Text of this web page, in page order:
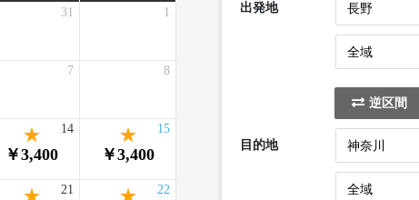
31 1
7 8
￥3,400
14
￥3,400
15
21 22
出発地
逆区間
目的地